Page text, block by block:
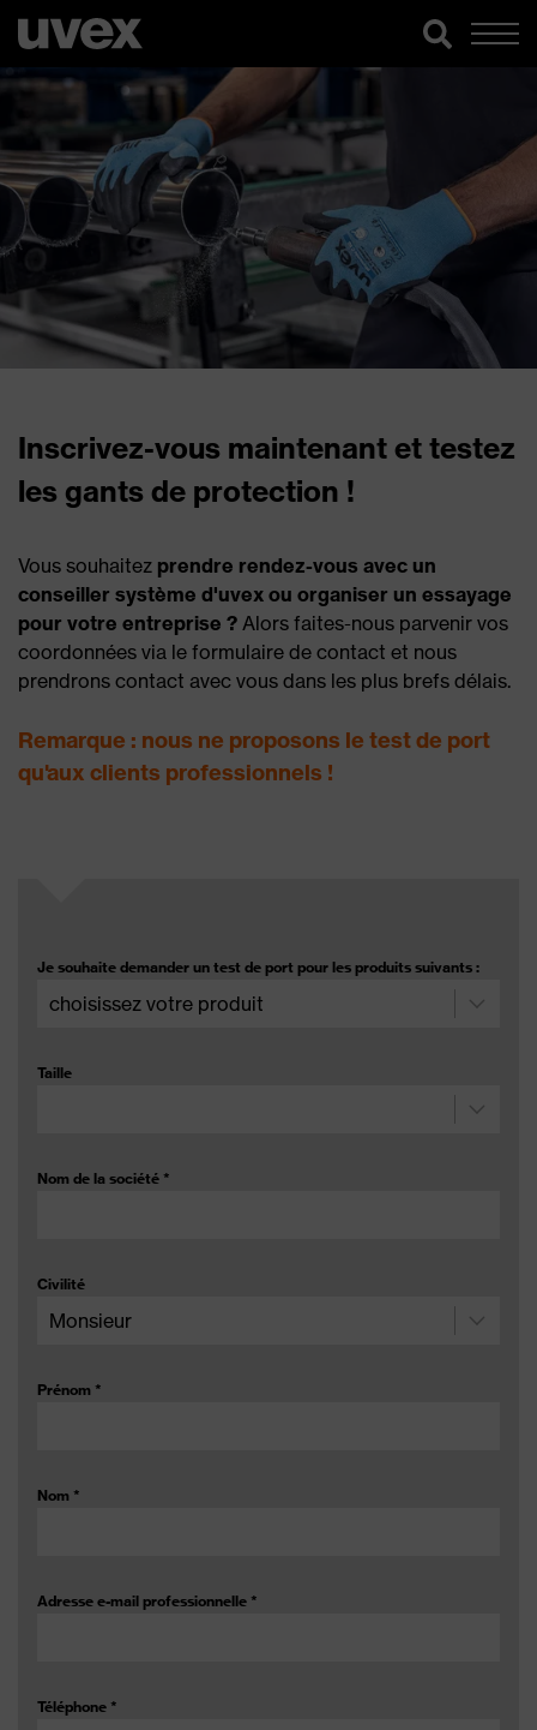
Inscrivez-vous maintenant et testez
les gants de protection !
Vous souhaitez prendre rendez-vous avec un
conseiller système d'uvex ou organiser un essayage
pour votre entreprise ? Alors faites-nous parvenir vos
coordonnées via le formulaire de contact et nous
prendrons contact avec vous dans les plus brefs délais.
Remarque : nous ne proposons le test de port
qu'aux clients professionnels !
Je souhaite demander un test de port pour les produits suivants :
Taille
Nom de la société *
Civilité
Prénom *
Nom *
Adresse e-mail professionnelle *
Téléphone *